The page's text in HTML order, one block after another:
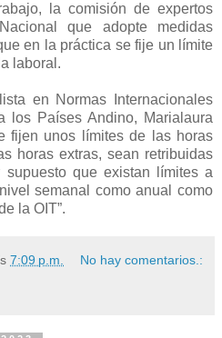
la comisión de expertos
que adopte medidas
en la práctica se fije un límite
laboral.
en Normas Internacionales
los Países Andino, Marialaura
fijen unos límites de las horas
horas extras, sean retribuidas
que existan límites a
semanal como anual como
la OIT”.
7:09 p.m. No hay comentarios.: